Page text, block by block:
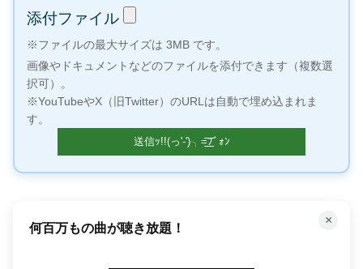
添付ファイル
※ファイルの最大サイズは 3MB です。
画像やドキュメントなどのファイルを添付できます（複数選
択可）。
※YouTubeやX（旧Twitter）のURLは自動で埋め込まれま
す。
×
何百万もの曲が聴き放題！